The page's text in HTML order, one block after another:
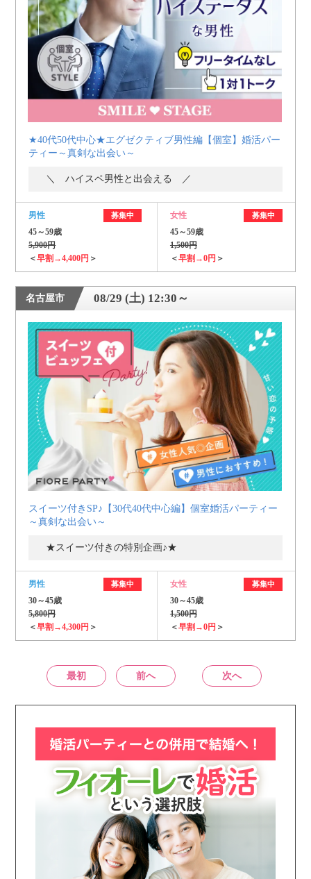
★40代50代中心★エグゼクティブ男性編【個室】婚活パー
ティー～真剣な出会い～
＼ ハイスペ男性と出会える ／
男性 募集中
45～59歳
5,900円
＜早割→4,400円 ＞
女性 募集中
45～59歳
1,500円
＜早割→0円 ＞
名古屋市 08/29 (土) 12:30～
スイーツ付きSP♪【30代40代中心編】個室婚活パーティー
～真剣な出会い～
★スイーツ付きの特別企画♪★
男性 募集中
30～45歳
5,800円
＜早割→4,300円 ＞
女性 募集中
30～45歳
1,500円
＜早割→0円 ＞
最初 前へ 次へ